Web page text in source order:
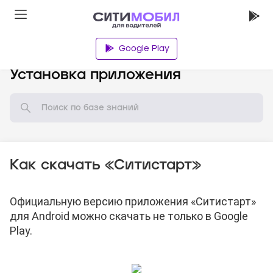
Google Play
Установка приложения
Как скачать «Ситистарт»
Официальную версию приложения «Ситистарт»
для Android можно скачать не только в Google
Play.